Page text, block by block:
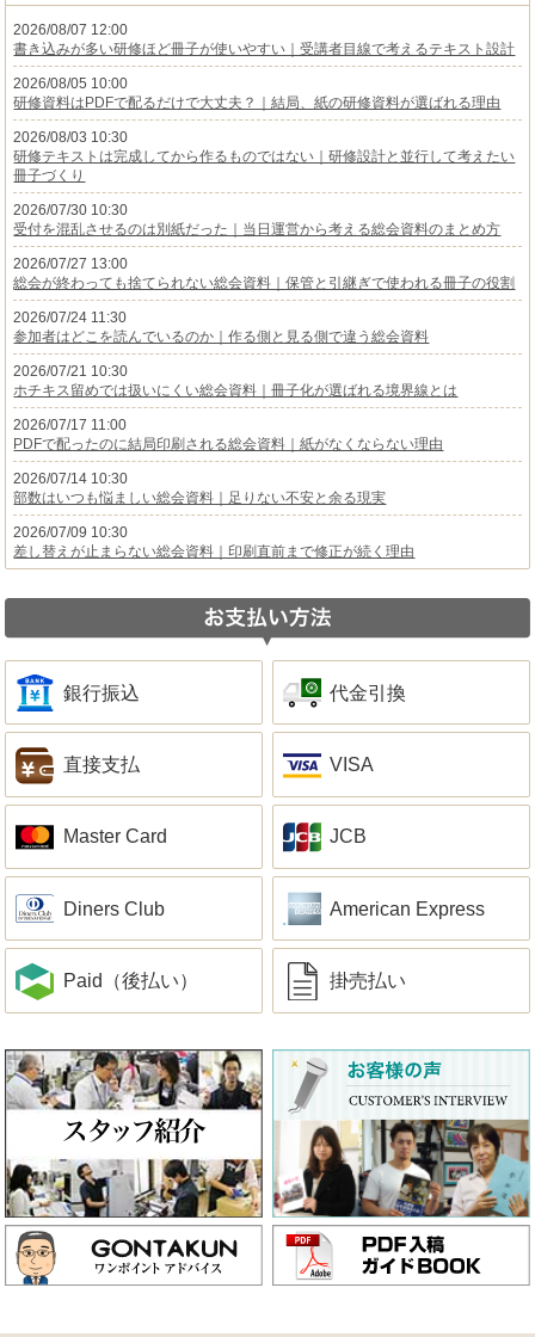
2026/08/07 12:00
書き込みが多い研修ほど冊子が使いやすい｜受講者目線で考えるテキスト設計
2026/08/05 10:00
研修資料はPDFで配るだけで大丈夫？｜結局、紙の研修資料が選ばれる理由
2026/08/03 10:30
研修テキストは完成してから作るものではない｜研修設計と並行して考えたい
冊子づくり
2026/07/30 10:30
受付を混乱させるのは別紙だった｜当日運営から考える総会資料のまとめ方
2026/07/27 13:00
総会が終わっても捨てられない総会資料｜保管と引継ぎで使われる冊子の役割
2026/07/24 11:30
参加者はどこを読んでいるのか｜作る側と見る側で違う総会資料
2026/07/21 10:30
ホチキス留めでは扱いにくい総会資料｜冊子化が選ばれる境界線とは
2026/07/17 11:00
PDFで配ったのに結局印刷される総会資料｜紙がなくならない理由
2026/07/14 10:30
部数はいつも悩ましい総会資料｜足りない不安と余る現実
2026/07/09 10:30
差し替えが止まらない総会資料｜印刷直前まで修正が続く理由
銀行振込 代金引換
直接支払 VISA
Master Card JCB
Diners Club American Express
Paid（後払い） 掛売払い